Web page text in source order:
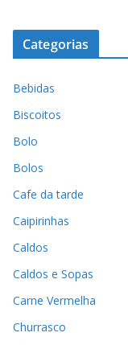
Categorias
Bebidas
Biscoitos
Bolo
Bolos
Cafe da tarde
Caipirinhas
Caldos
Caldos e Sopas
Carne Vermelha
Churrasco